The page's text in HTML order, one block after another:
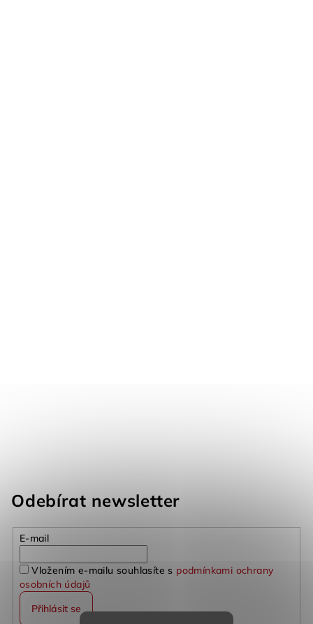
Odebírat newsletter
E-mail
Vložením e-mailu souhlasíte s podmínkami ochrany
osobních údajů
Přihlásit se